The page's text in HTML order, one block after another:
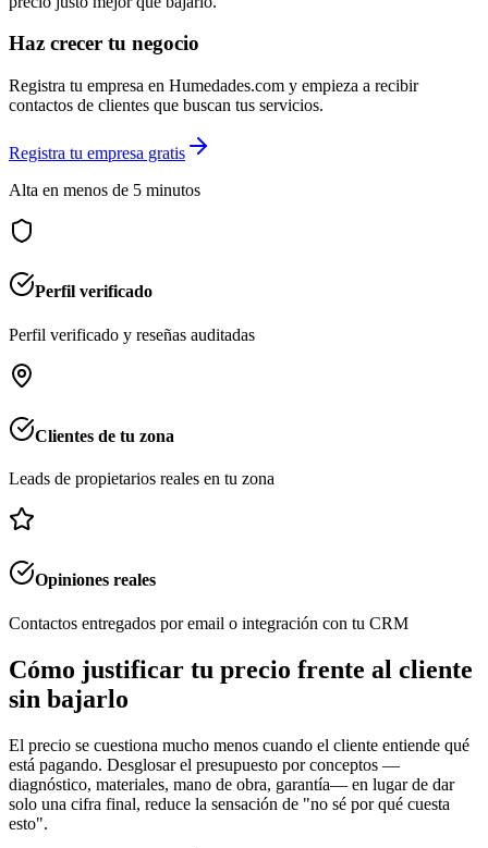
Haz crecer tu negocio
Registra tu empresa en Humedades.com y empieza a recibir
contactos de clientes que buscan tus servicios.
Registra tu empresa gratis
Alta en menos de 5 minutos
Perfil verificado
Perfil verificado y reseñas auditadas
Clientes de tu zona
Leads de propietarios reales en tu zona
Opiniones reales
Contactos entregados por email o integración con tu CRM
Cómo justificar tu precio frente al cliente
sin bajarlo
El precio se cuestiona mucho menos cuando el cliente entiende qué
está pagando. Desglosar el presupuesto por conceptos —
diagnóstico, materiales, mano de obra, garantía— en lugar de dar
solo una cifra final, reduce la sensación de "no sé por qué cuesta
esto".